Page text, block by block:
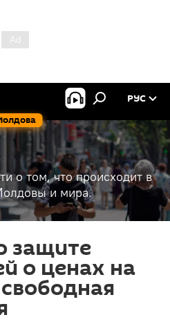
РУС
о том, что происходит в
и мира.
защите
о ценах на